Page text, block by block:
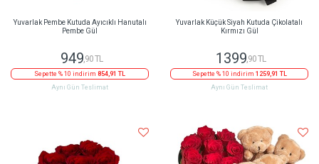
Yuvarlak Pembe Kutuda Ayıcıklı Hanutalı
Pembe Gül
949,90 TL
Sepette % 10 indirim 854,91 TL
Aynı Gün Teslimat
Yuvarlak Küçük Siyah Kutuda Çikolatalı
Kırmızı Gül
1399,90 TL
Sepette % 10 indirim 1259,91 TL
Aynı Gün Teslimat